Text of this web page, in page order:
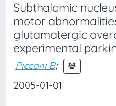
Subthalamic
motor
glutamatergic
experimental
Picconi B;
2005-01-01